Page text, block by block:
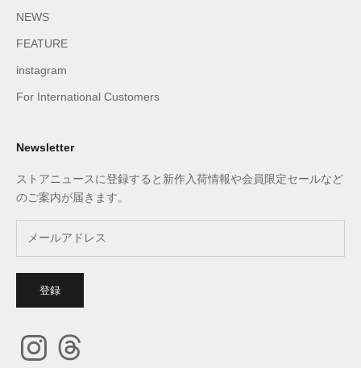
NEWS
FEATURE
instagram
For International Customers
Newsletter
ストアニュースに登録すると新作入荷情報や会員限定セールなど
のご案内が届きます。
登録